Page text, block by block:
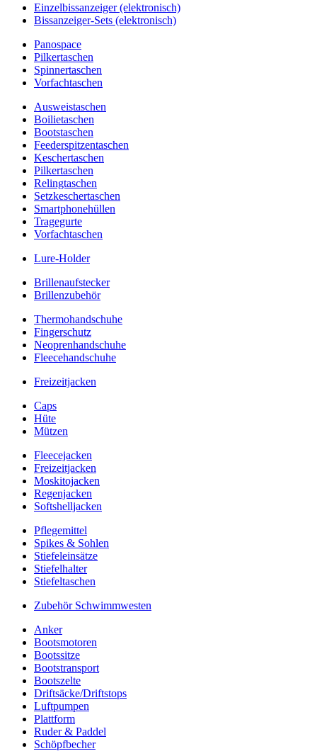
Einzelbissanzeiger (elektronisch)
Bissanzeiger-Sets (elektronisch)
Panospace
Pilkertaschen
Spinnertaschen
Vorfachtaschen
Ausweistaschen
Boilietaschen
Bootstaschen
Feederspitzentaschen
Keschertaschen
Pilkertaschen
Relingtaschen
Setzkeschertaschen
Smartphonehüllen
Tragegurte
Vorfachtaschen
Lure-Holder
Brillenaufstecker
Brillenzubehör
Thermohandschuhe
Fingerschutz
Neoprenhandschuhe
Fleecehandschuhe
Freizeitjacken
Caps
Hüte
Mützen
Fleecejacken
Freizeitjacken
Moskitojacken
Regenjacken
Softshelljacken
Pflegemittel
Spikes & Sohlen
Stiefeleinsätze
Stiefelhalter
Stiefeltaschen
Zubehör Schwimmwesten
Anker
Bootsmotoren
Bootssitze
Bootstransport
Bootszelte
Driftsäcke/Driftstops
Luftpumpen
Plattform
Ruder & Paddel
Schöpfbecher